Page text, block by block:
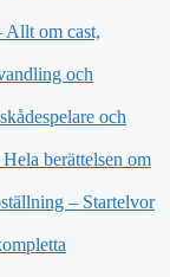
Allt om cast,
och
och
berättelsen om
– Startelvor